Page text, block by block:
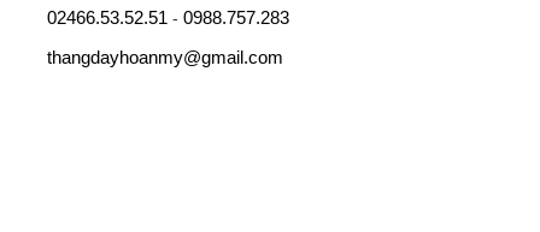
02466.53.52.51 - 0988.757.283
thangdayhoanmy@gmail.com